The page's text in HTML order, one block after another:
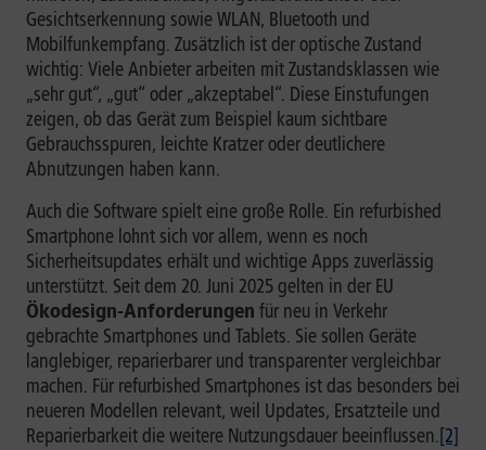
Gesichtserkennung sowie WLAN, Bluetooth und
Mobilfunkempfang. Zusätzlich ist der optische Zustand
wichtig: Viele Anbieter arbeiten mit Zustandsklassen wie
„sehr gut“, „gut“ oder „akzeptabel“. Diese Einstufungen
zeigen, ob das Gerät zum Beispiel kaum sichtbare
Gebrauchsspuren, leichte Kratzer oder deutlichere
Abnutzungen haben kann.
Auch die Software spielt eine große Rolle. Ein refurbished
Smartphone lohnt sich vor allem, wenn es noch
Sicherheitsupdates erhält und wichtige Apps zuverlässig
unterstützt. Seit dem 20. Juni 2025 gelten in der EU
Ökodesign-Anforderungen für neu in Verkehr
gebrachte Smartphones und Tablets. Sie sollen Geräte
langlebiger, reparierbarer und transparenter vergleichbar
machen. Für refurbished Smartphones ist das besonders bei
neueren Modellen relevant, weil Updates, Ersatzteile und
Reparierbarkeit die weitere Nutzungsdauer beeinflussen.[2]